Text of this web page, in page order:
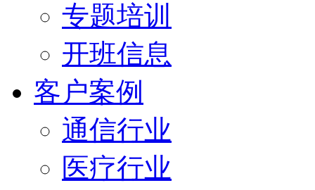
专题培训
开班信息
客户案例
通信行业
医疗行业